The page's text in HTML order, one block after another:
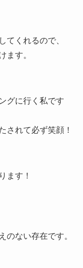
てくれるので、
ます。
グに行く私です
されて必ず笑顔！
ます！
のない存在です。